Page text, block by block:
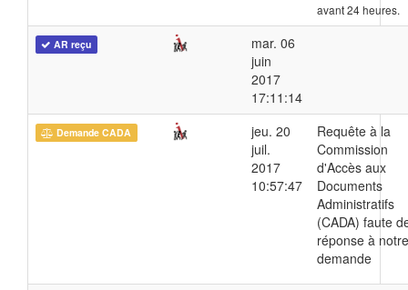
avant 24 heures.
AR reçu
mar. 06
juin
2017
17:11:14
Demande CADA
jeu. 20
juil.
2017
10:57:47
Requête à la
Commission
d'Accès aux
Documents
Administratifs
(CADA) faute
réponse à notre
demande